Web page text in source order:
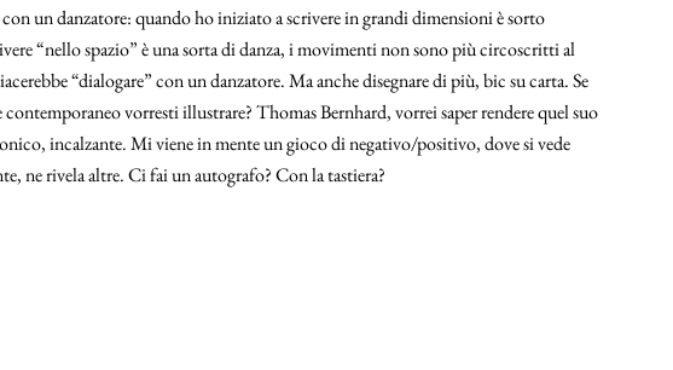
un danzatore: quando ho iniziato a scrivere in grandi dimensioni è sorto
“nello spazio” è una sorta di danza, i movimenti non sono più circoscritti al
“dialogare” con un danzatore. Ma anche disegnare di più, bic su carta. Se
contemporaneo vorresti illustrare? Thomas Bernhard, vorrei saper rendere quel suo
incalzante. Mi viene in mente un gioco di negativo/positivo, dove si vede
ne rivela altre. Ci fai un autografo? Con la tastiera?